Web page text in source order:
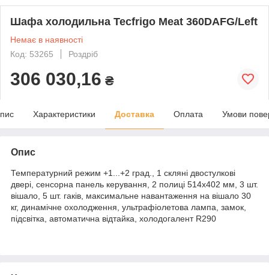
Шафа холодильна Tecfrigo Meat 360DAFG/Left
Немає в наявності
Код: 53265
Роздріб
306 030,16 ₴
Характеристики Доставка Оплата Умови
Опис
Температурний режим +1...+2 град., 1 скляні двостулкові
двері, сенсорна панель керування, 2 полиці 514х402 мм, 3 шт.
вішало, 5 шт. гаків, максимальне навантаження на вішало 30
кг, динамічне охолодження, ультрафіолетова лампа, замок,
підсвітка, автоматична відтайка, холодогалент R290